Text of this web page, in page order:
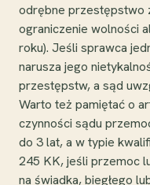
odrębne przestępstwo
ograniczenie wolności
roku). Jeśli sprawca
narusza jego
przestępstw, a sąd
Warto też pamiętać o
czynności sądu
do 3 lat, a w typie
245 KK, jeśli przemoc
na świadka, biegłego